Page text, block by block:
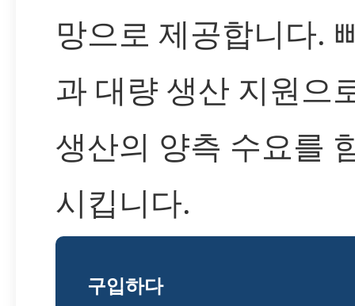
망으로 제공합니다.
과 대량 생산 지원으
생산의 양측 수요를
시킵니다.
구입하다